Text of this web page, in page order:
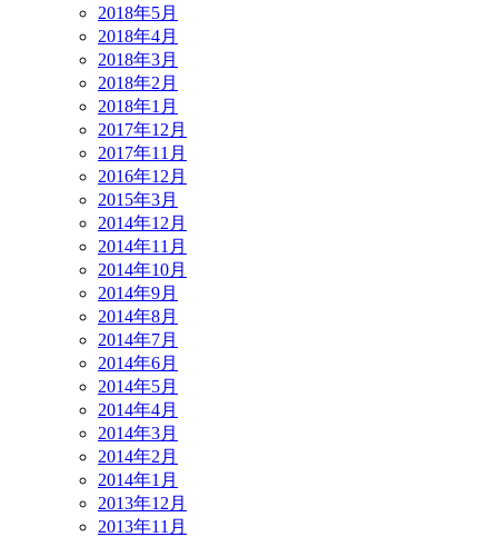
2018年5月
2018年4月
2018年3月
2018年2月
2018年1月
2017年12月
2017年11月
2016年12月
2015年3月
2014年12月
2014年11月
2014年10月
2014年9月
2014年8月
2014年7月
2014年6月
2014年5月
2014年4月
2014年3月
2014年2月
2014年1月
2013年12月
2013年11月